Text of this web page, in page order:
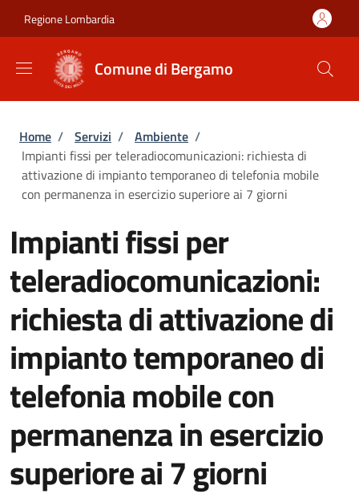
Regione Lombardia
Comune di Bergamo
Briciole di pane
Home / Servizi / Ambiente /
Impianti fissi per teleradiocomunicazioni: richiesta di
attivazione di impianto temporaneo di telefonia mobile
con permanenza in esercizio superiore ai 7 giorni
Impianti fissi per
teleradiocomunicazioni:
richiesta di attivazione di
impianto temporaneo di
telefonia mobile con
permanenza in esercizio
superiore ai 7 giorni